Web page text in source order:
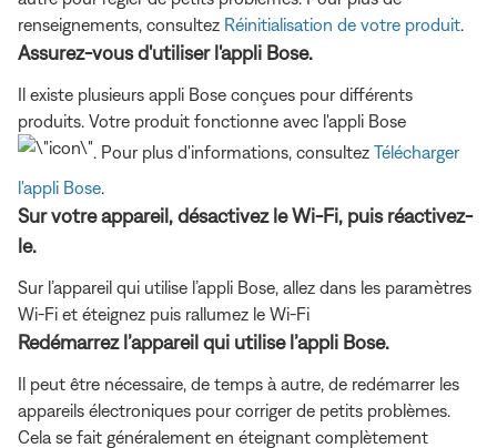
renseignements, consultez Réinitialisation de votre produit
Assurez-vous d'utiliser l'appli Bose.
Il existe plusieurs appli Bose conçues pour différents
produits. Votre produit fonctionne avec l'appli Bose
. Pour plus d'informations, consultez Télécharger
l'appli Bose
Sur votre appareil, désactivez le Wi-Fi, puis réactivez-
le.
Sur l’appareil qui utilise l’appli Bose, allez dans les paramètres
Wi-Fi et éteignez puis rallumez le Wi-Fi
Redémarrez l’appareil qui utilise l’appli Bose.
Il peut être nécessaire, de temps à autre, de redémarrer les
appareils électroniques pour corriger de petits problèmes.
Cela se fait généralement en éteignant complètement